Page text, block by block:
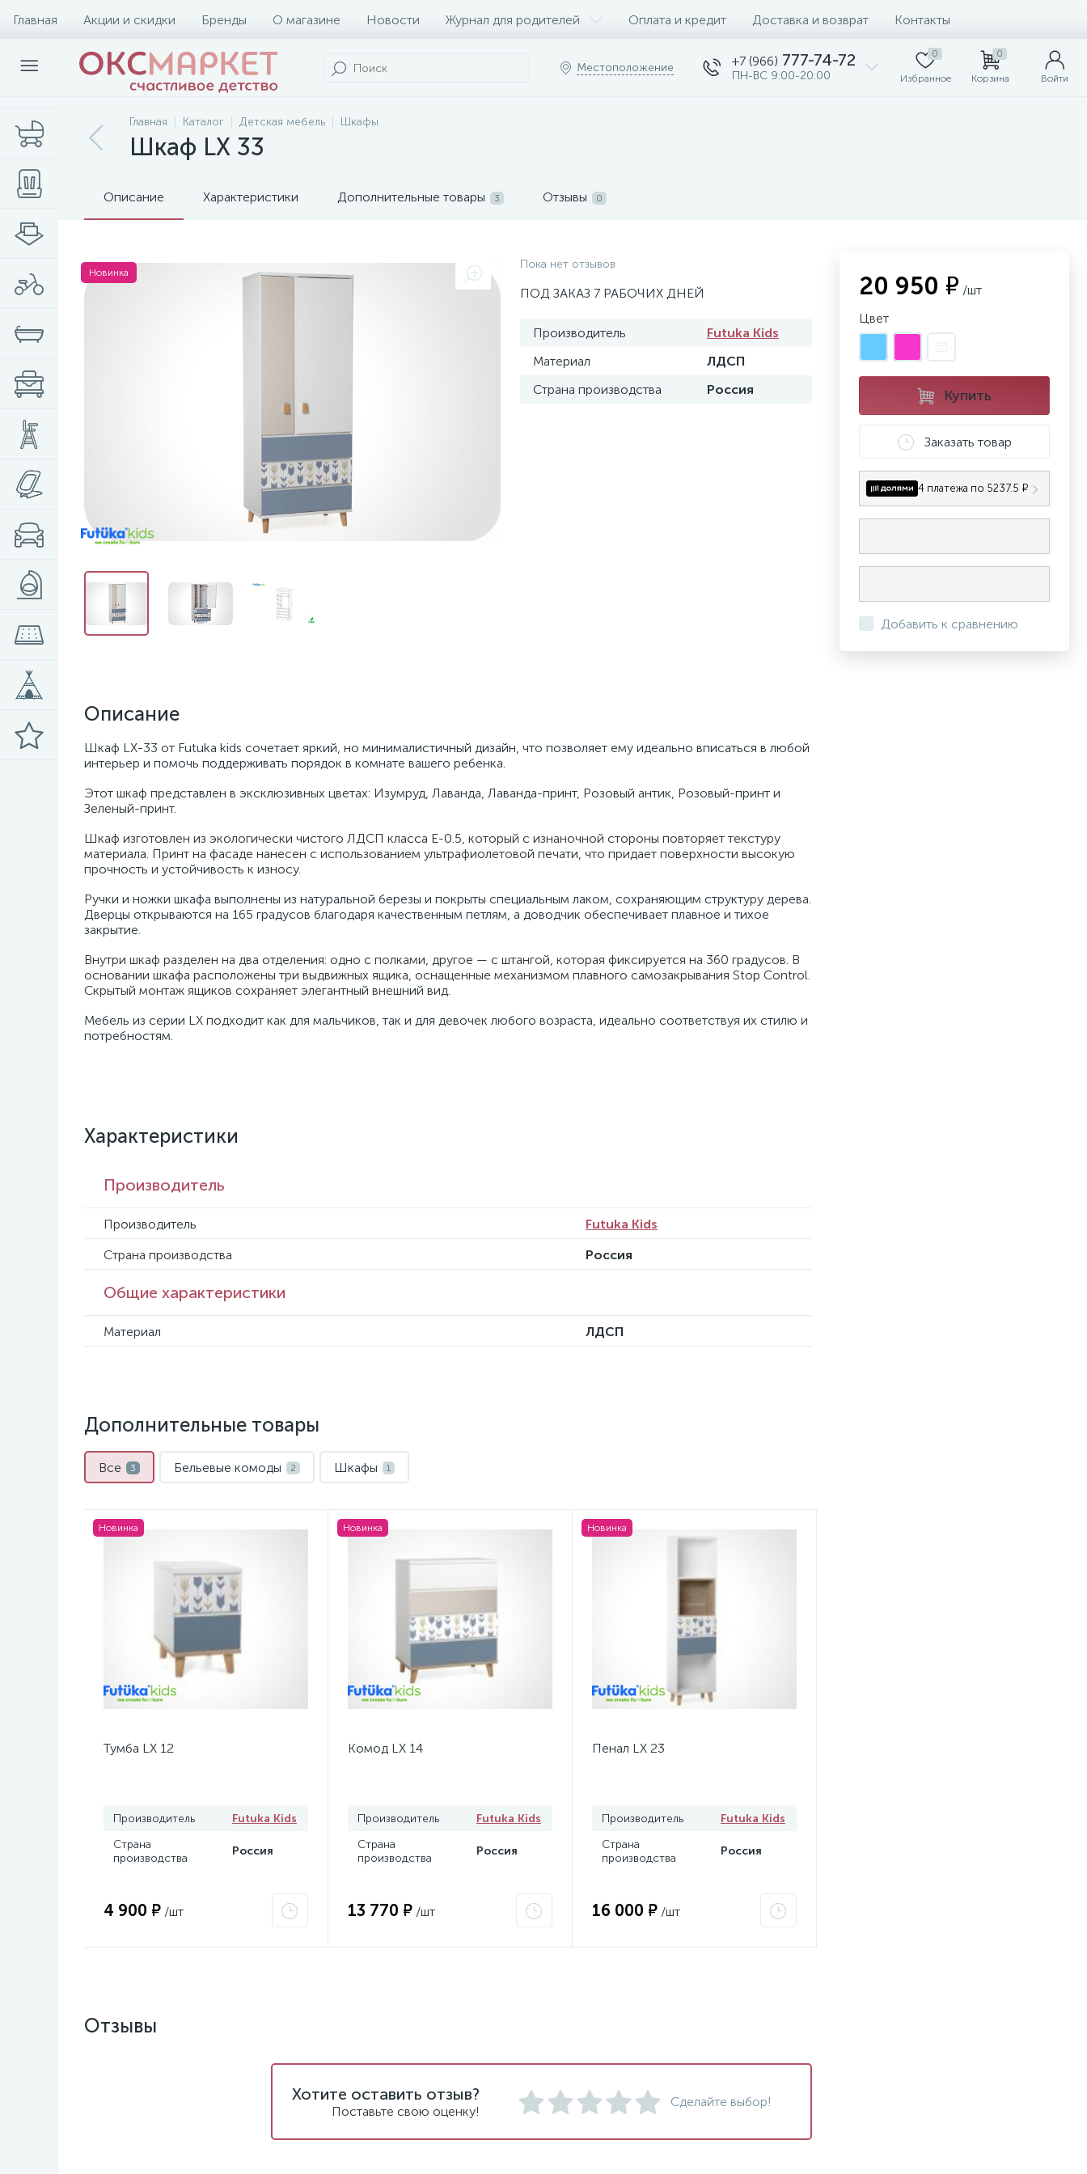
Главная Акции и скидки Бренды О магазине Новости Журнал для родителей Оплата и кредит Доставка и возврат Контакты
Местоположение +7 (966) 777-74-72
ПН-ВС 9:00-20:00
0
Избранное
0
Корзина Войти
Главная Каталог Детская мебель Шкафы
Шкаф LX 33
Описание Характеристики Дополнительные товары 3 Отзывы 0
Новинка
Пока нет отзывов
ПОД ЗАКАЗ 7 РАБОЧИХ ДНЕЙ
Производитель
Futuka Kids
Материал
ЛДСП
Страна производства
Россия
Описание
Шкаф LX-33 от Futuka kids сочетает яркий, но минималистичный дизайн, что позволяет ему идеально вписаться в любой
интерьер и помочь поддерживать порядок в комнате вашего ребенка.
Этот шкаф представлен в эксклюзивных цветах: Изумруд, Лаванда, Лаванда-принт, Розовый антик, Розовый-принт и
Зеленый-принт.
Шкаф изготовлен из экологически чистого ЛДСП класса Е-0.5, который с изнаночной стороны повторяет текстуру
материала. Принт на фасаде нанесен с использованием ультрафиолетовой печати, что придает поверхности высокую
прочность и устойчивость к износу.
Ручки и ножки шкафа выполнены из натуральной березы и покрыты специальным лаком, сохраняющим структуру дерева.
Дверцы открываются на 165 градусов благодаря качественным петлям, а доводчик обеспечивает плавное и тихое
закрытие.
Внутри шкаф разделен на два отделения: одно с полками, другое — с штангой, которая фиксируется на 360 градусов. В
основании шкафа расположены три выдвижных ящика, оснащенные механизмом плавного самозакрывания Stop Control.
Скрытый монтаж ящиков сохраняет элегантный внешний вид.
Мебель из серии LX подходит как для мальчиков, так и для девочек любого возраста, идеально соответствуя их стилю и
потребностям.
Характеристики
Производитель
Производитель
Futuka Kids
Страна производства
Россия
Общие характеристики
Материал ЛДСП
20 950 ₽ /шт
Цвет
Купить
Заказать товар
4 платежа по 5237.5 ₽
Добавить к сравнению
Дополнительные товары
Все 3 Бельевые комоды 2 Шкафы 1
Новинка
Тумба LX 12
Производитель
Futuka Kids
Страна
производства
Россия
4 900 ₽ /шт
Новинка
Комод LX 14
Производитель
Futuka Kids
Страна
производства
Россия
13 770 ₽ /шт
Новинка
Пенал LX 23
Производитель
Futuka Kids
Страна
производства
Россия
16 000 ₽ /шт
Отзывы
Хотите оставить отзыв?
Поставьте свою оценку!
Сделайте выбор!